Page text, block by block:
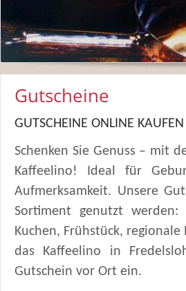
Gutscheine
GUTSCHEINE ONLINE KAUFEN
Schenken Sie Genuss – mit
Kaffeelino! Ideal für
Aufmerksamkeit. Unsere
Sortiment genutzt werden:
Kuchen, Frühstück,
das Kaffeelino in
Gutschein vor Ort ein.